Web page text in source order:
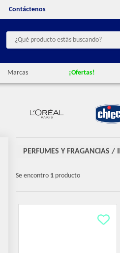
Contáctenos
Marcas ¡Ofertas!
PERFUMES Y FRAGANCIAS /
Se encontro 1 producto